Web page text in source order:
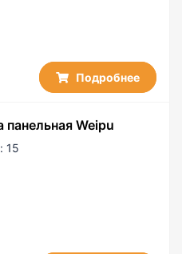
Подробнее
панельная Weipu
15